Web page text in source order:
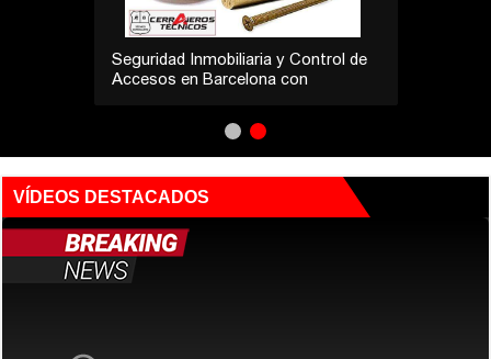
Europa 9 Lidera El Saneamiento
Técnico De Pisos En Valencia
VÍDEOS DESTACADOS